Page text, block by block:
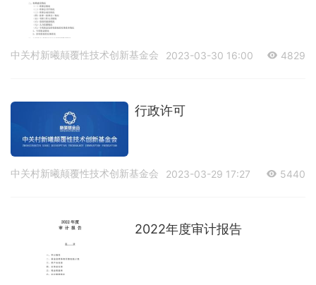
中关村新曦颠覆性技术创新基金会 2023-03-30 16:00 4829
行政许可
中关村新曦颠覆性技术创新基金会 2023-03-29 17:27 5440
2022年度审计报告